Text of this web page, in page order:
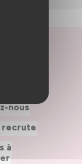
nous
recrute
à